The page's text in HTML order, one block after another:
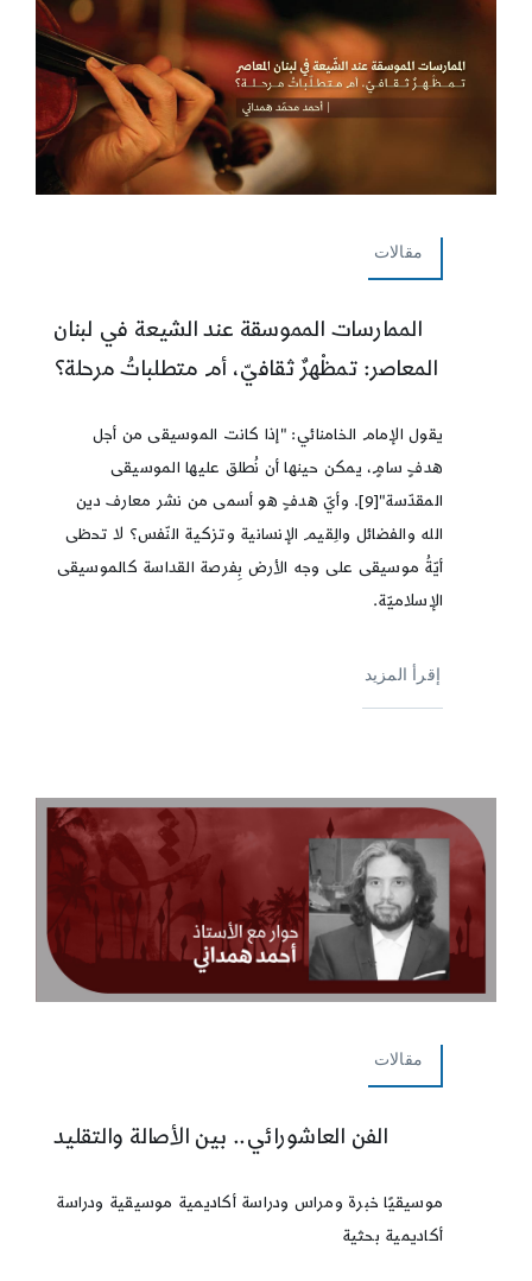
مقالات
الممارسات المموسقة عند الشيعة في لبنان
المعاصر: تمظْهرٌ ثقافيّ، أم متطلباتُ مرحلة؟
يقول الإمام الخامنائي: "إذا كانت الموسيقى من أجل
هدفٍ سامٍ، يمكن حينها أن نُطلق عليها الموسيقى
المقدّسة"[9]. وأيّ هدفٍ هو أسمى من نشر معارف دين
الله والفضائل والِقيم الإنسانية وتزكية النّفس؟ لا تحظى
أيّةُ موسيقى على وجه الأرض بِفرصة القداسة كالموسيقى
الإسلاميّة.
إقرأ المزيد
مقالات
الفن العاشورائي.. بين الأصالة والتقليد
موسيقيًا خبرة ومراس ودراسة أكاديمية موسيقية ودراسة
أكاديمية بحثية